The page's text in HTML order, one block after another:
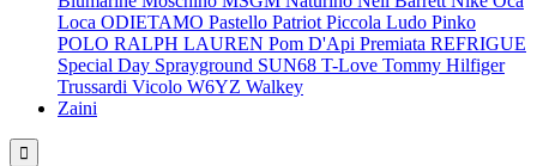
Loca ODIETAMO Pastello Patriot Piccola Ludo Pinko
POLO RALPH LAUREN Pom D'Api Premiata REFRIGUE
Special Day Sprayground SUN68 T-Love Tommy Hilfiger
Trussardi Vicolo W6YZ Walkey
Zaini
